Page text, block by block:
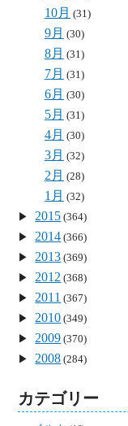
10月 (31)
9月 (30)
8月 (31)
7月 (31)
6月 (30)
5月 (31)
4月 (30)
3月 (32)
2月 (28)
1月 (32)
2015 (364)
2014 (366)
2013 (369)
2012 (368)
2011 (367)
2010 (349)
2009 (370)
2008 (284)
カテゴリー